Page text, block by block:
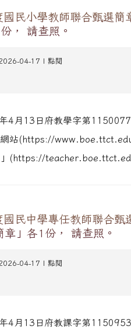
民小學教師聯合甄選簡
， 請查照。
04-17 | 點閱
4月13日府教學字第
網站(https://
」(https://
民中學專任教師聯合
」各1份， 請查照。
04-17 | 點閱
4月13日府教課字第